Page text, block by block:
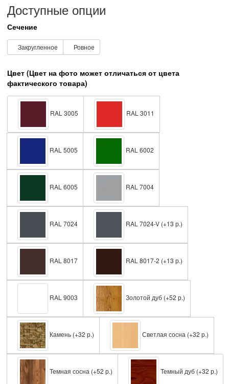
Доступные опции
Сечение
Закругленное Ровное
Цвет (Цвет на фото может отличаться от цвета
фактического товара)
RAL 3005 RAL 3011
RAL 5005 RAL 6002
RAL 6005 RAL 7004
RAL 7024 RAL 7024-V (+13 р.)
RAL 8017 RAL 8017-2 (+13 р.)
RAL 9003 Золотой дуб (+52 р.)
Камень (+32 р.) Светлая сосна (+32 р.)
Темная сосна (+52 р.) Темный дуб (+32 р.)